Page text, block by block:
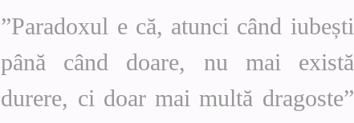
”Paradoxul e că, atunci când iubești
până când doare, nu mai există
durere, ci doar mai multă dragoste”